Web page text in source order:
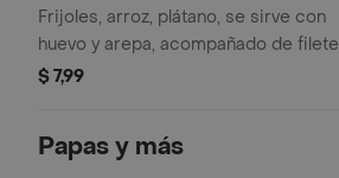
Campestre
Frijoles, arroz, plátano, se sirve con
huevo y arepa, acompañado de filete
de res.
$ 7,99
Papas y más